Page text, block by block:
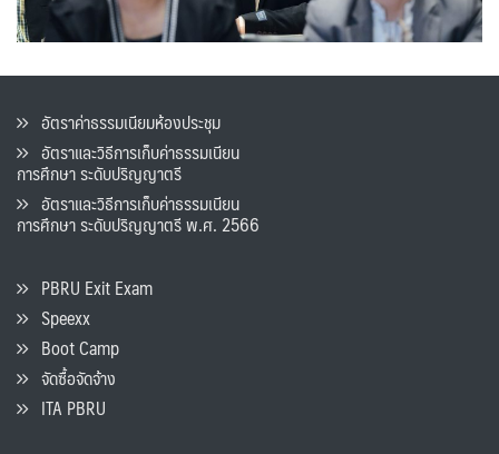
อัตราค่าธรรมเนียมห้องประชุม
อัตราและวิธีการเก็บค่าธรรมเนียน
การศึกษา ระดับปริญญาตรี
อัตราและวิธีการเก็บค่าธรรมเนียน
การศึกษา ระดับปริญญาตรี พ.ศ. 2566
PBRU Exit Exam
Speexx
Boot Camp
จัดซื้อจัดจ้าง
ITA PBRU